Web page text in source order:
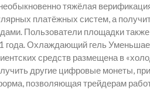
тяжёлая
платёжных систем, а
Пользователи площадки
года. Охлаждающий гель
средств размещена в
другие цифровые монеты,
позволяющая трейдерам